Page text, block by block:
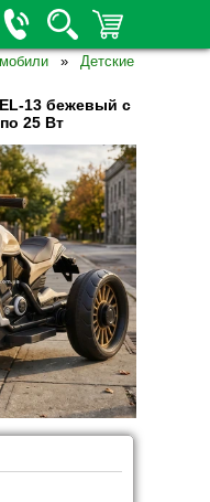
»Детские
13 бежевый с
25 Вт